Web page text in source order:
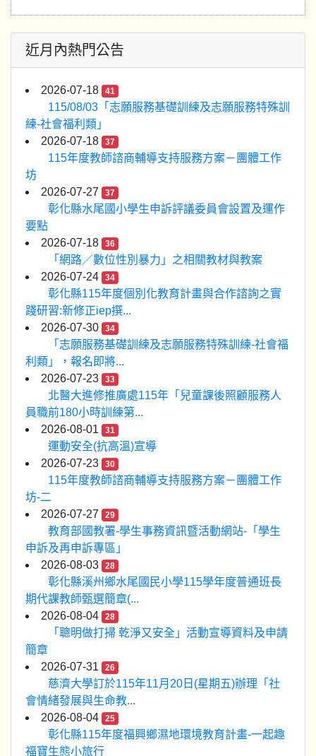
近月內熱門公告
2026-07-18 41
115/08/03「志願服務基礎訓練及志願服務特殊訓
練-社會福利類」
2026-07-18
37
115年度教師諮商輔導支持服務方案－團體工作
坊
2026-07-27
37
彰化縣水尾國小學生申訴評議委員會設置及運作
要點
2026-07-18
36
「網路／數位性別暴力」之相關教材與教案
2026-07-24
34
彰化縣115年度個別化教育計畫與合作諮詢之實
踐研習:新修正iep撰...
2026-07-30
34
「志願服務基礎訓練及志願服務特殊訓練-社會福
利類」，報名即將...
2026-07-23
33
北醫大進修推廣處115年「兒童課後照顧服務人
員職前180小時訓練第...
2026-08-01
31
運動安全(抗高溫)宣導
2026-07-23
30
115年度教師諮商輔導支持服務方案－團體工作
坊-二
2026-07-27
29
教育部國教署-學生事務資訊暨活動網站-「學生
申訴及再申訴專區」
2026-08-03
28
彰化縣溪州鄉水尾國民小學115學年度普通班長
期代課教師甄選簡章(...
2026-08-04
28
「聰明做打掃 乾淨又安全」活動宣導資料及申請
簡章
2026-07-31
26
慈濟大學訂於115年11月20日(星期五)辦理「社
會情緒發展與生命教...
2026-08-04
25
彰化縣115年度福興鄉濕地環境教育計畫-一起趣
福寶生態小旅行